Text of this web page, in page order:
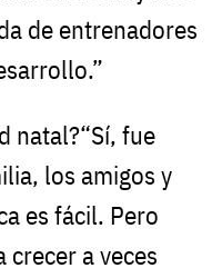
de entrenadores
natal?“Sí, fue
los amigos y
es fácil. Pero
a veces